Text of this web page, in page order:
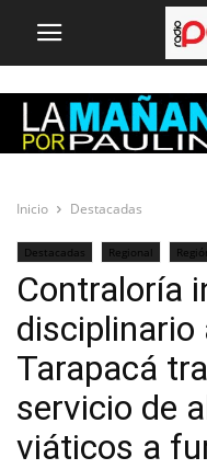
Inicio Destacadas
Destacadas Regional
Contraloría
disciplinario
Tarapacá
servicio de
viáticos a